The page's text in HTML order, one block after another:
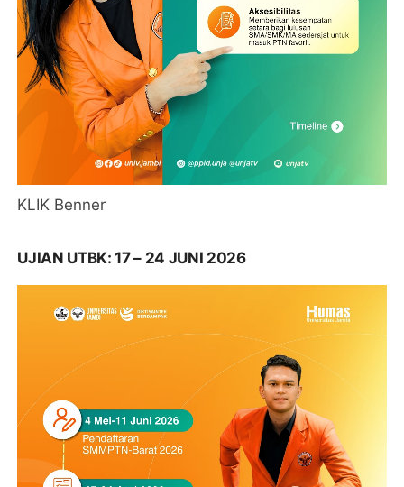
KLIK Benner
UJIAN UTBK: 17 – 24 JUNI 2026